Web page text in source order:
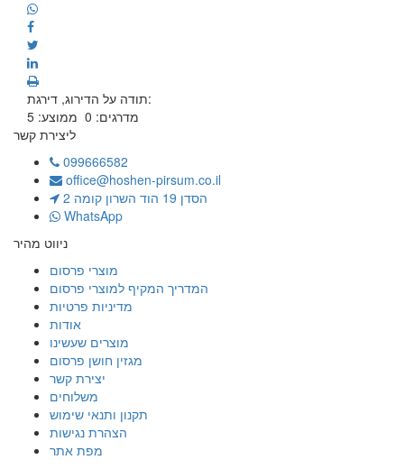
תודה על הדירוג, דירגת:
מדרגים: 0 ממוצע: 5
ליצירת קשר
099666582
office@hoshen-pirsum.co.il
הסדן 19 הוד השרון קומה 2
WhatsApp
ניווט מהיר
מוצרי פרסום
המדריך המקיף למוצרי פרסום
מדיניות פרטיות
אודות
מוצרים שעשינו
מגזין חושן פרסום
יצירת קשר
משלוחים
תקנון ותנאי שימוש
הצהרת נגישות
מפת אתר